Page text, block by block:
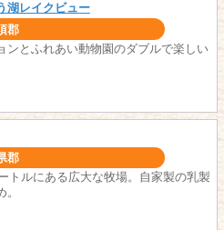
湖レイクビュー
郡
ンとふれあい動物園のダブルで楽しい
郡
トルにある広大な牧場。自家製の乳製